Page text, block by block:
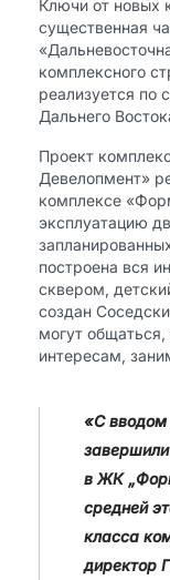
Ключи от новых
существенная
комплексного
реализуется по
Дальнего
Проект
Девелопмент»
комплексе
эксплуатацию
построена вся
сквером,
создан
могут
интересам,
«С вводом
в ЖК
средней
класса
директор